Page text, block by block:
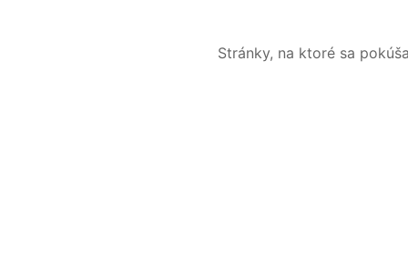
Stránky, na ktoré sa